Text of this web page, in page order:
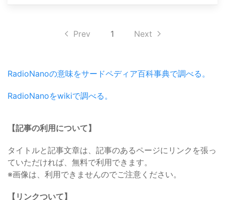
Prev 1 Next
RadioNanoの意味をサードペディア百科事典で調べる。
RadioNanoをwikiで調べる。
【記事の利用について】
タイトルと記事文章は、記事のあるページにリンクを張っ
ていただければ、無料で利用できます。
※画像は、利用できませんのでご注意ください。
【リンクついて】